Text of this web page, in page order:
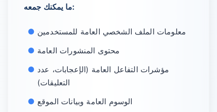
ما يمكنك جمعه:
معلومات الملف الشخصي العامة للمستخدمين
محتوى المنشورات العامة
مؤشرات التفاعل العامة (الإعجابات، عدد
التعليقات)
الوسوم العامة وبيانات الموقع